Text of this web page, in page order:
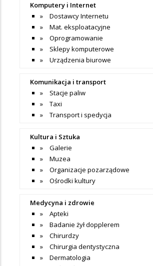
Komputery i Internet
Dostawcy Internetu
Mat. eksploatacyjne
Oprogramowanie
Sklepy komputerowe
Urządzenia biurowe
Komunikacja i transport
Stacje paliw
Taxi
Transport i spedycja
Kultura i Sztuka
Galerie
Muzea
Organizacje pozarządowe
Ośrodki kultury
Medycyna i zdrowie
Apteki
Badanie żył dopplerem
Chirurdzy
Chirurgia dentystyczna
Dermatologia